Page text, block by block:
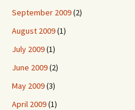
September 2009(2)
August 2009(1)
July 2009(1)
June 2009(2)
May 2009(3)
April 2009(1)